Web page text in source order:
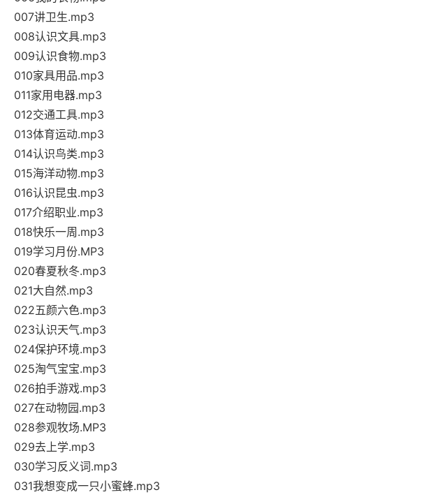
007讲卫生.mp3
008认识文具.mp3
009认识食物.mp3
010家具用品.mp3
011家用电器.mp3
012交通工具.mp3
013体育运动.mp3
014认识鸟类.mp3
015海洋动物.mp3
016认识昆虫.mp3
017介绍职业.mp3
018快乐一周.mp3
019学习月份.MP3
020春夏秋冬.mp3
021大自然.mp3
022五颜六色.mp3
023认识天气.mp3
024保护环境.mp3
025淘气宝宝.mp3
026拍手游戏.mp3
027在动物园.mp3
028参观牧场.MP3
029去上学.mp3
030学习反义词.mp3
031我想变成一只小蜜蜂.mp3